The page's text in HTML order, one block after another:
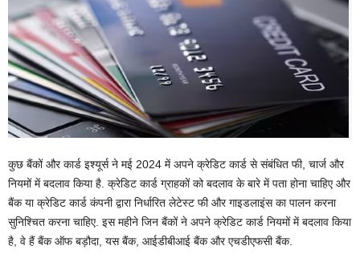
कुछ बैंकों और कार्ड इश्यूर्स ने मई 2024 में अपने क्रेडिट कार्ड से संबंधित फी, चार्ज और
नियमों में बदलाव किया है. क्रेडिट कार्ड ग्राहकों को बदलाव के बारे में पता होना चाहिए और
बैंक या क्रेडिट कार्ड कंपनी द्वारा निर्धारित लेटेस्ट फी और गाइडलाइंस का पालन करना
सुनिश्चित करना चाहिए. इस महीने जिन बैंकों ने अपने क्रेडिट कार्ड नियमों में बदलाव किया
है, वे हैं बैंक ऑफ बड़ौदा, यस बैंक, आईडीबीआई बैंक और एचडीएफसी बैंक.